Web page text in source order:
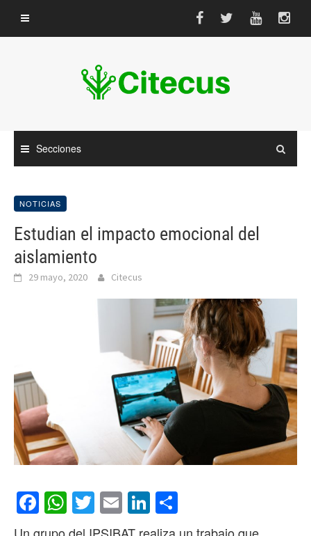
contenido
Secciones
NOTICIAS
Estudian el impacto emocional del
aislamiento
29 mayo, 2020 Citecus
Facebook
WhatsApp
Twitter
EmailLinkedIn